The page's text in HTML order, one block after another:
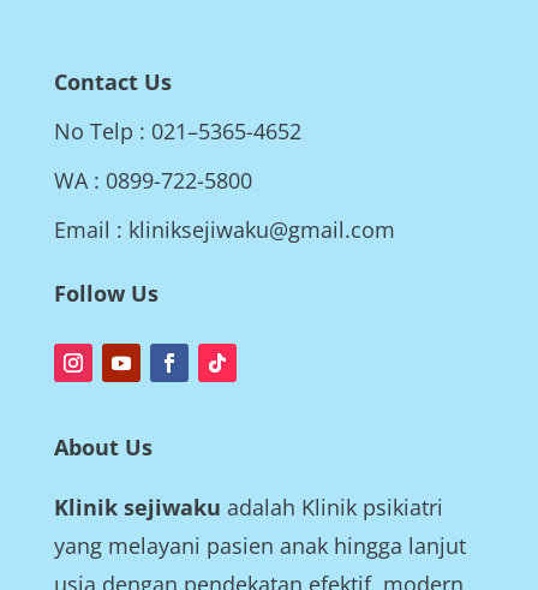
Contact Us
No Telp : 021–5365-4652
WA : 0899-722-5800
Email : kliniksejiwaku@gmail.com
Follow Us
About Us
Klinik sejiwaku adalah Klinik psikiatri
yang melayani pasien anak hingga lanjut
usia dengan pendekatan efektif, modern,